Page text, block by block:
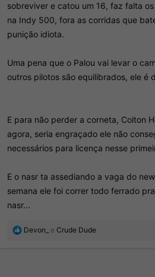
sobreviver e catou um 16, faz falta
na Indy 500, fora as corridas que
punição idiota.
Uma pena que o Palou vai levar o
outros pilotos são equilibrados, ele é
E para não perder a corneta, Colton
agora, seria engraçado ele não
necessários para licença nesse
E o nasr ta assediando a vaga do
semana ele foi correr todo ferrado
nasr...
R
Devon_ e Crude Dude